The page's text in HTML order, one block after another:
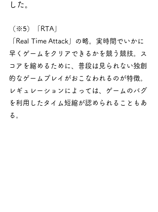
した。
（※5）「RTA」
「Real Time Attack」の略。実時間でいかに
早くゲームをクリアできるかを競う競技。ス
コアを縮めるために、普段は見られない独創
的なゲームプレイがおこなわれるのが特徴。
レギュレーションによっては、ゲームのバグ
を利用したタイム短縮が認められることもあ
る。